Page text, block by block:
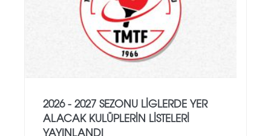
2026 - 2027 SEZONU LIGLERDE YER
ALACAK KULÜPLERIN LISTELERI
YAYINLANDI